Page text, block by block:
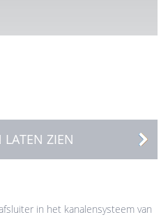
LATEN ZIEN
in het kanalensysteem van